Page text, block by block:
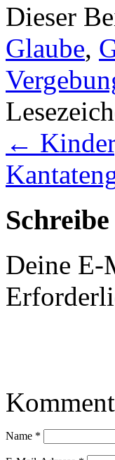
Dieser
Glaube,
←
Deine E-
Name *